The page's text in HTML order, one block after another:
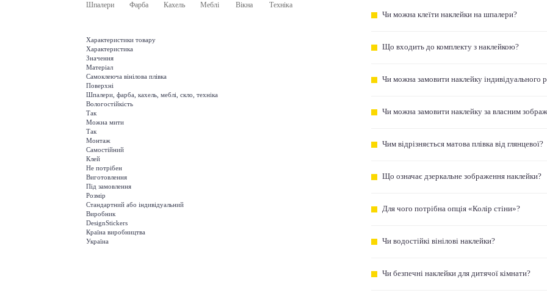
Шпалери Фарба Кахель Меблі Вікна Техніка
Характеристики товару
Характеристика
Значення
Матеріал
Самоклеюча вінілова плівка
Поверхні
Шпалери, фарба, кахель, меблі, скло, техніка
Вологостійкість
Так
Можна мити
Так
Монтаж
Самостійний
Клей
Не потрібен
Виготовлення
Під замовлення
Розмір
Стандартний або індивідуальний
Виробник
DesignStickers
Країна виробництва
Україна
Чи можна клеїти наклейки на шпалери?
Що входить до комплекту з наклейкою?
Чи можна замовити наклейку індивідуального
Чи можна замовити наклейку за власним
Чим відрізняється матова плівка від глянцевої?
Що означає дзеркальне зображення наклейки?
Для чого потрібна опція «Колір стіни»?
Чи водостійкі вінілові наклейки?
Чи безпечні наклейки для дитячої кімнати?